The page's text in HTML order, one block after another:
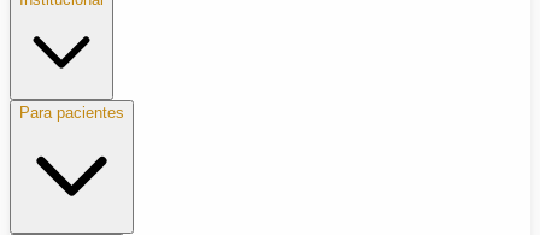
Para pacientes